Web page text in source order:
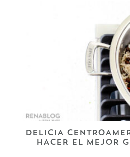
DELICIA
HACER EL MEJOR